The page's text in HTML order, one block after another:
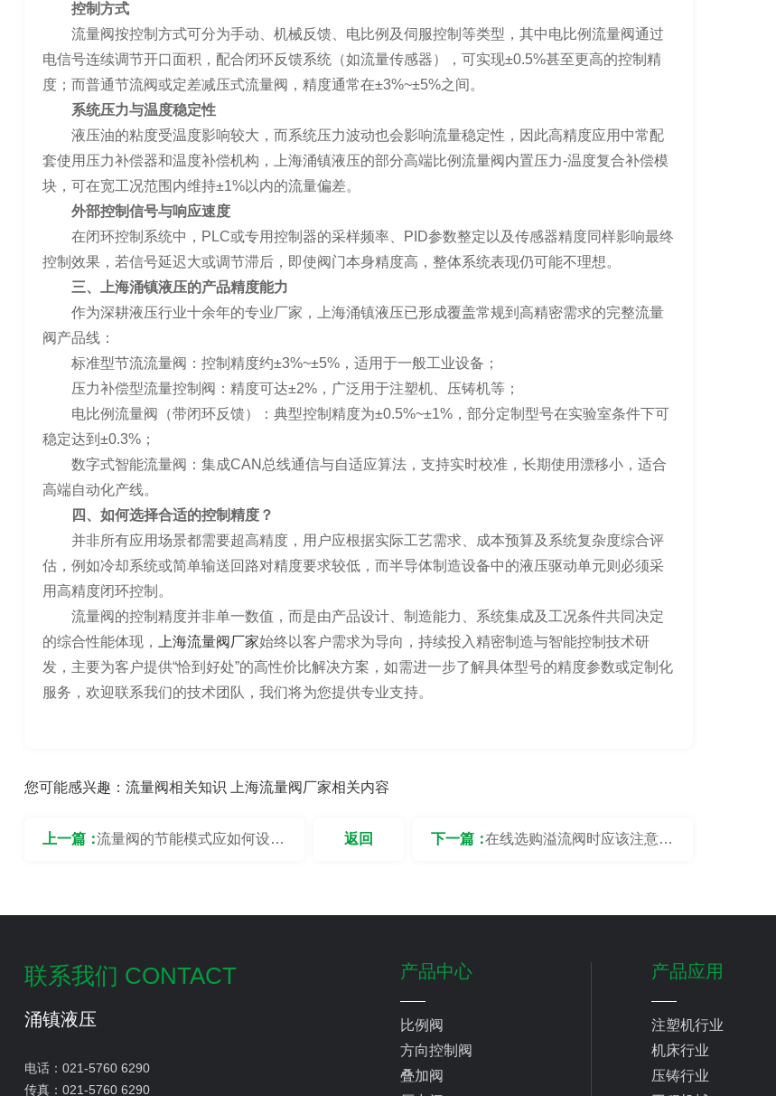
控制方式
流量阀按控制方式可分为手动、机械反馈、电比例及伺服控制等类型，其中电比例流量阀通过
电信号连续调节开口面积，配合闭环反馈系统（如流量传感器），可实现±0.5%甚至更高的控制精
度；而普通节流阀或定差减压式流量阀，精度通常在±3%~±5%之间。
系统压力与温度稳定性
液压油的粘度受温度影响较大，而系统压力波动也会影响流量稳定性，因此高精度应用中常配
套使用压力补偿器和温度补偿机构，上海涌镇液压的部分高端比例流量阀内置压力-温度复合补偿模
块，可在宽工况范围内维持±1%以内的流量偏差。
外部控制信号与响应速度
在闭环控制系统中，PLC或专用控制器的采样频率、PID参数整定以及传感器精度同样影响最终
控制效果，若信号延迟大或调节滞后，即使阀门本身精度高，整体系统表现仍可能不理想。
三、上海涌镇液压的产品精度能力
作为深耕液压行业十余年的专业厂家，上海涌镇液压已形成覆盖常规到高精密需求的完整流量
阀产品线：
标准型节流流量阀：控制精度约±3%~±5%，适用于一般工业设备；
压力补偿型流量控制阀：精度可达±2%，广泛用于注塑机、压铸机等；
电比例流量阀（带闭环反馈）：典型控制精度为±0.5%~±1%，部分定制型号在实验室条件下可
稳定达到±0.3%；
数字式智能流量阀：集成CAN总线通信与自适应算法，支持实时校准，长期使用漂移小，适合
高端自动化产线。
四、如何选择合适的控制精度？
并非所有应用场景都需要超高精度，用户应根据实际工艺需求、成本预算及系统复杂度综合评
估，例如冷却系统或简单输送回路对精度要求较低，而半导体制造设备中的液压驱动单元则必须采
用高精度闭环控制。
流量阀的控制精度并非单一数值，而是由产品设计、制造能力、系统集成及工况条件共同决定
的综合性能体现，
上海流量阀厂家始终以客户需求为导向，持续投入精密制造与智能控制技术研
发，主要为客户提供“恰到好处”的高性价比解决方案，如需进一步了解具体型号的精度参数或定制化
服务，欢迎联系我们的技术团队，我们将为您提供专业支持。
您可能感兴趣： 流量阀相关知识 上海流量阀厂家相关内容
上一篇：流量阀的节能模式应如何设 下一篇：在线选购溢流阀时应该注意什
返回
联系我们 CONTACT
涌镇液压
电话： 021-5760 6290
传真： 021-5760 6290
产品中心
比例阀
方向控制阀
叠加阀
产品应用
注塑机行业
机床行业
压铸行业